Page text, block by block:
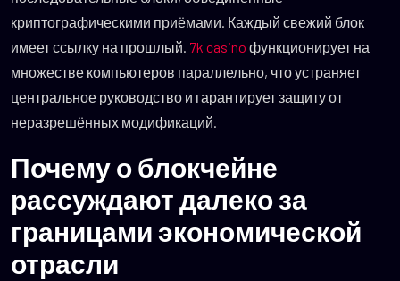
криптографическими приёмами. Каждый свежий блок
имеет ссылку на прошлый. 7k casino функционирует на
множестве компьютеров параллельно, что устраняет
центральное руководство и гарантирует защиту от
неразрешённых модификаций.
Почему о блокчейне
рассуждают далеко за
границами экономической
отрасли